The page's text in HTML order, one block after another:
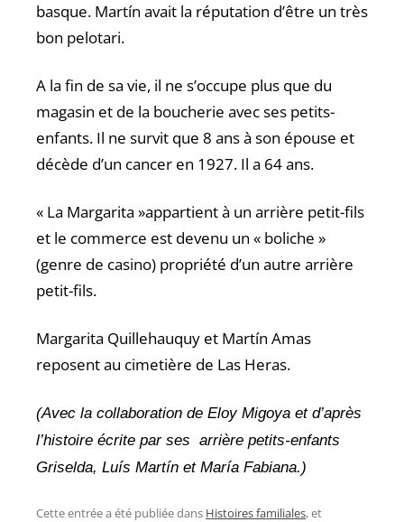
basque. Martín avait la réputation d’être un très
bon pelotari.
A la fin de sa vie, il ne s’occupe plus que du
magasin et de la boucherie avec ses petits-
enfants. Il ne survit que 8 ans à son épouse et
décède d’un cancer en 1927. Il a 64 ans.
« La Margarita »appartient à un arrière petit-fils
et le commerce est devenu un « boliche »
(genre de casino) propriété d’un autre arrière
petit-fils.
Margarita Quillehauquy et Martín Amas
reposent au cimetière de Las Heras.
(Avec la collaboration de Eloy Migoya et d’après
l’histoire écrite par ses arrière petits-enfants
Griselda, Luís Martín et María Fabiana.)
Cette entrée a été publiée dans Histoires familiales, et